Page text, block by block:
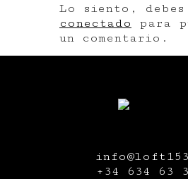
Lo siento,
conectado para
un comentario.
+34 634 63